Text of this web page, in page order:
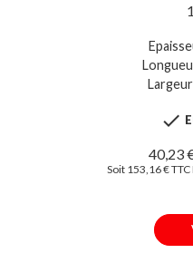

40,23
Soit 153,16 €